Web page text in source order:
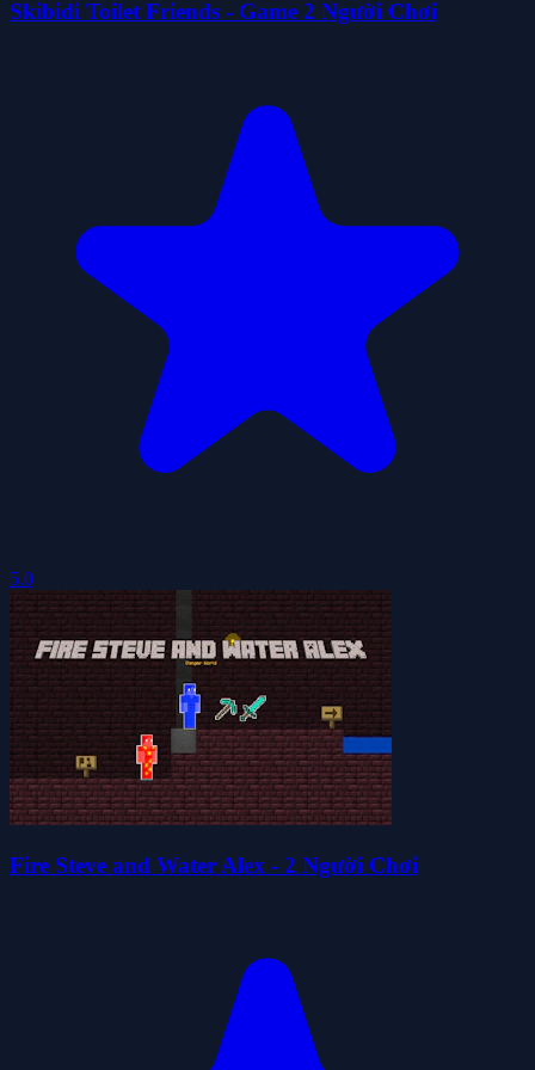
Skibidi Toilet Friends - Game 2 Người Chơi
5.0
Fire Steve and Water Alex - 2 Người Chơi